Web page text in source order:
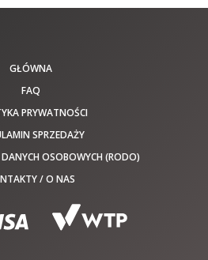
GŁÓWNA
FAQ
PRYWATNOŚCI
SPRZEDAŻY
OSOBOWYCH (RODO)
/ O NAS